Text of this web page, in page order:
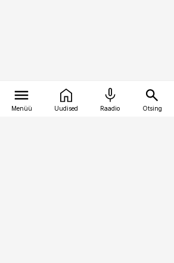
Menüü Uudised Raadio Otsing